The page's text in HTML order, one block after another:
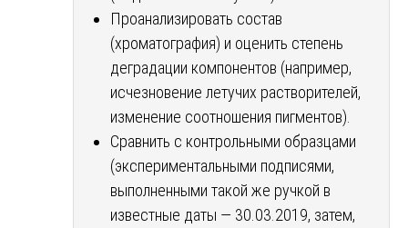
Проанализировать состав
(хроматография) и оценить степень
деградации компонентов (например,
исчезновение летучих растворителей,
изменение соотношения пигментов).
Сравнить с контрольными образцами
(экспериментальными подписями,
выполненными такой же ручкой в
известные даты — 30.03.2019, затем,